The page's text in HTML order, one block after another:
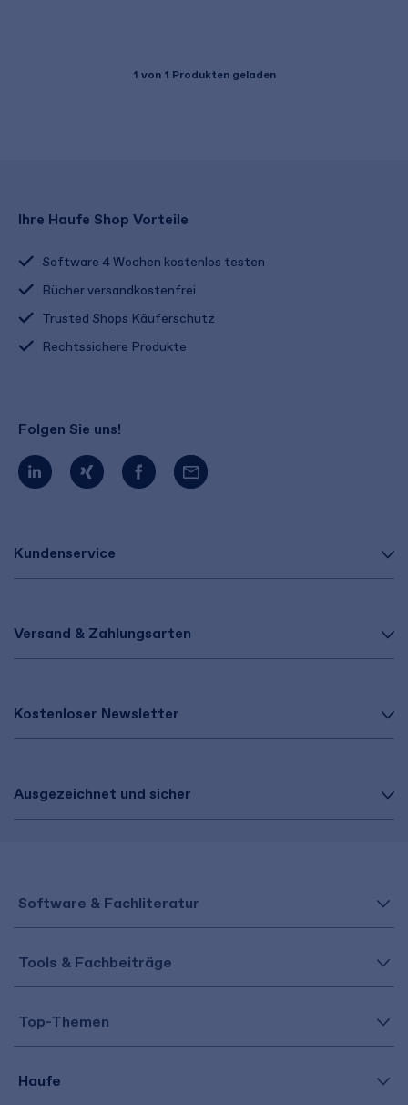
1 von 1 Produkten geladen
Kundenservice
Versand & Zahlungsarten
Kostenloser Newsletter
Ausgezeichnet und sicher
Ihre Haufe Shop Vorteile
Software 4 Wochen kostenlos testen
Bücher versandkostenfrei
Trusted Shops Käuferschutz
Rechtssichere Produkte
Folgen Sie uns!
Software & Fachliteratur
Tools & Fachbeiträge
Top-Themen
Haufe